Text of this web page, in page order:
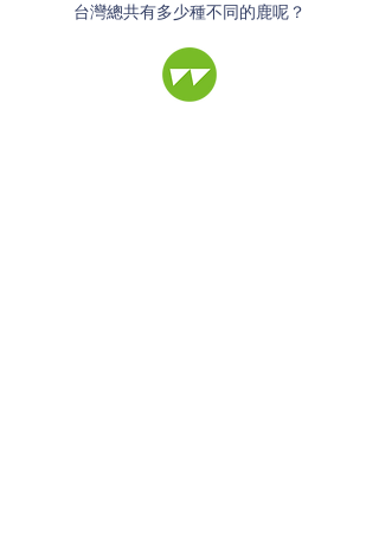
台灣總共有多少種不同的鹿呢？